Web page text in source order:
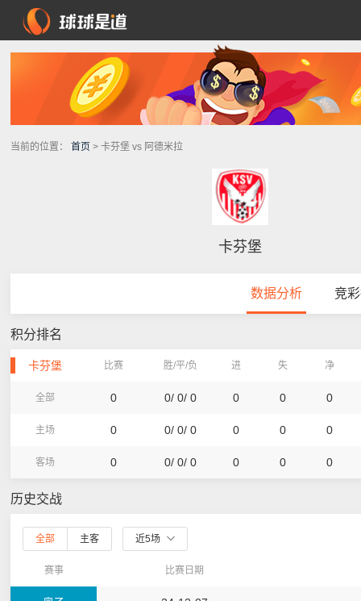
当前的位置： 首页 > 卡芬堡 vs 阿德米拉
卡芬堡
数据分析 竞
积分排名
卡芬堡 比赛 胜/平/负 进 失 净
全部 0 0/ 0/ 0 0 0 0
主场 0 0/ 0/ 0 0 0 0
客场 0 0/ 0/ 0 0 0 0
历史交战
全部 主客 近5场
赛事 比赛日期